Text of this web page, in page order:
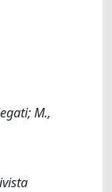
M.,